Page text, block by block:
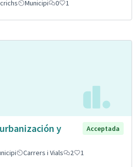
Municipi 0 1
y
Acceptada
Carrers i Vials 2 1